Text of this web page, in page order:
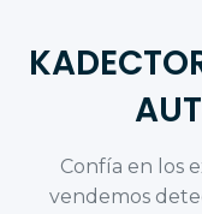
Confía en los
vendemos